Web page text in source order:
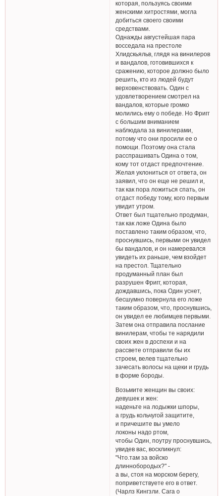
которая, пользуясь своими
женскими хитростями, могла
добиться своего своими
средствами.
Однажды августейшая пара
восседала на престоле
Хлидскьяльв, глядя на винилеров
и вандалов, готовившихся к
сражению, которое должно было
решить, кто из людей будут
верховенствовать. Один с
удовлетворением смотрел на
вандалов, которые громко
молились ему о победе. Но Фригг
с большим вниманием
наблюдала за винилерами,
потому что они просили ее о
помощи. Поэтому она стала
расспрашивать Одина о том,
кому тот отдаст предпочтение.
Желая уклониться от ответа, он
заявил, что он еще не решил и,
так как пора ложиться спать, он
отдаст победу тому, кого первым
увидит утром.
Ответ был тщательно продуман,
так как ложе Одина было
поставлено таким образом, что,
проснувшись, первыми он увидел
бы вандалов, и он намеревался
увидеть их раньше, чем взойдет
на престол. Тщательно
продуманный план был
разрушен Фригг, которая,
дождавшись, пока Один уснет,
бесшумно повернула его ложе
таким образом, что, проснувшись,
он увидел ее любимцев первыми.
Затем она отправила послание
винилерам, чтобы те нарядили
своих жен в доспехи и на
рассвете отправили бы их
строем, велев тщательно
зачесать волосы на щеки и грудь
в форме бороды.
Возьмите женщин вы своих:
девушек и жен:
наденьте на лодыжки шпоры,
а грудь кольчугой защитите,
и причешите вы умело
локоны надо ртом,
чтобы Один, поутру проснувшись,
увидев вас, воскликнул:
"Что.там за войско
длиннобородых?" -
а вы, стоя на морском берегу,
поприветствуете его в ответ.
(Чарлз Кингзли. Сага о